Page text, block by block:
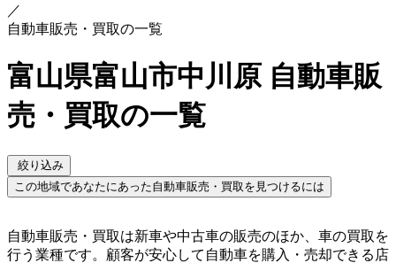
／
自動車販売・買取の一覧
富山県富山市中川原 自動車販
売・買取の一覧
絞り込み
この地域であなたにあった自動車販売・買取を見つけるには
自動車販売・買取は新車や中古車の販売のほか、車の買取を
行う業種です。顧客が安心して自動車を購入・売却できる店